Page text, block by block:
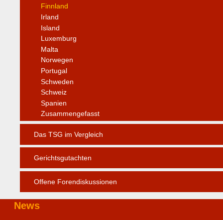
Finnland
Irland
Island
Luxemburg
Malta
Norwegen
Portugal
Schweden
Schweiz
Spanien
Zusammengefasst
Das TSG im Vergleich
Gerichtsgutachten
Offene Forendiskussionen
News